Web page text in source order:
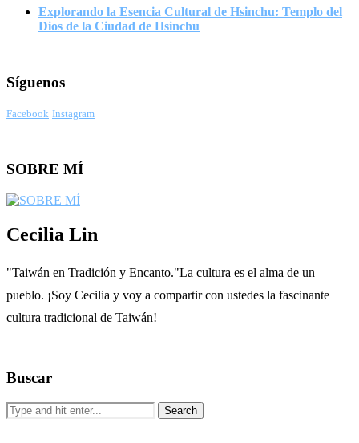
Explorando la Esencia Cultural de Hsinchu: Templo del
Dios de la Ciudad de Hsinchu
Síguenos
Facebook Instagram
SOBRE MÍ
Cecilia Lin
"Taiwán en Tradición y Encanto."La cultura es el alma de un
pueblo. ¡Soy Cecilia y voy a compartir con ustedes la fascinante
cultura tradicional de Taiwán!
Buscar